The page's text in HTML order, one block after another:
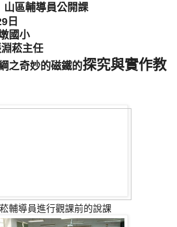
山區輔導員公開課
日
國小
菘主任
之奇妙的磁鐵的探究與實作教
輔導員進行觀課前的說課